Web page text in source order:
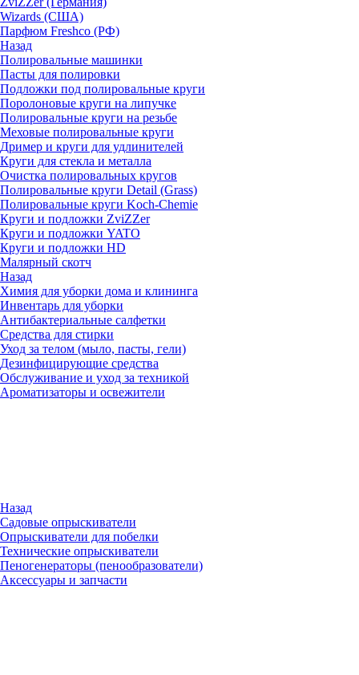
Wizards (США)
Парфюм Freshco (РФ)
Назад
Полировальные машинки
Пасты для полировки
Подложки под полировальные круги
Поролоновые круги на липучке
Полировальные круги на резьбе
Меховые полировальные круги
Дример и круги для удлинителей
Круги для стекла и металла
Очистка полировальных кругов
Полировальные круги Detail (Grass)
Полировальные круги Koch-Chemie
Круги и подложки ZviZZer
Круги и подложки YATO
Круги и подложки HD
Малярный скотч
Назад
Химия для уборки дома и клининга
Инвентарь для уборки
Антибактериальные салфетки
Средства для стирки
Уход за телом (мыло, пасты, гели)
Дезинфицирующие средства
Обслуживание и уход за техникой
Ароматизаторы и освежители
Назад
Садовые опрыскиватели
Опрыскиватели для побелки
Технические опрыскиватели
Пеногенераторы (пенообразователи)
Аксессуары и запчасти